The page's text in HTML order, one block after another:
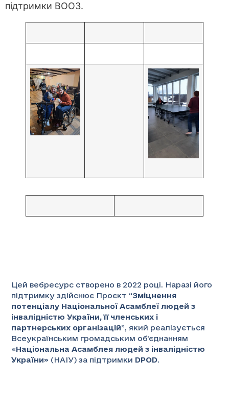
підтримки ВООЗ.
Цей вебресурс створено в 2022 році. Наразі його
підтримку здійснює Проєкт “Зміцнення
потенціалу Національної Асамблеї людей з
інвалідністю України, її членських і
партнерських організацій”, який реалізується
Всеукраїнським громадським об’єднанням
«Національна Асамблея людей з інвалідністю
України» (НАІУ) за підтримки DPOD.